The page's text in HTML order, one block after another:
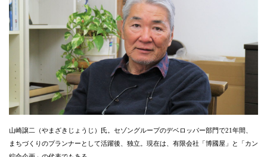
山崎譲二（やまざきじょうじ）氏。セゾングループのデベロッパー部門で21年間、
まちづくりのプランナーとして活躍後、独立。現在は、有限会社「博國屋」と「カン